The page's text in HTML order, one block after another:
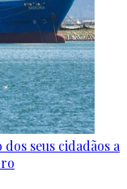
seus cidadãos a